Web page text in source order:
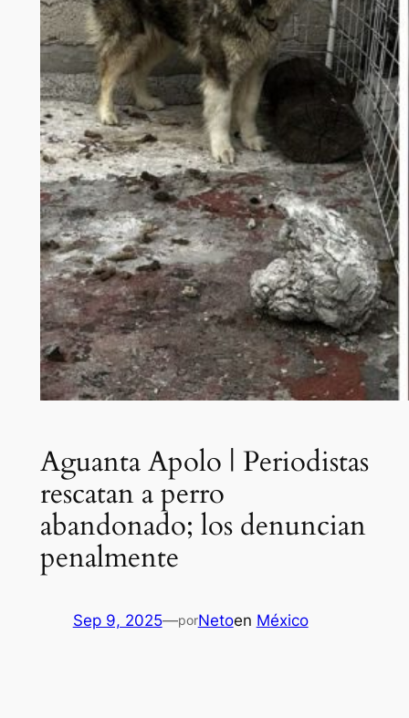
Aguanta Apolo | Periodistas
rescatan a perro
abandonado; los denuncian
penalmente
Sep 9, 2025—porNetoen México